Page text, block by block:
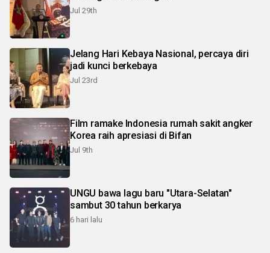
Jul 29th
Jelang Hari Kebaya Nasional, percaya diri
jadi kunci berkebaya
Jul 23rd
Film ramake Indonesia rumah sakit angker
Korea raih apresiasi di Bifan
Jul 9th
UNGU bawa lagu baru "Utara-Selatan"
sambut 30 tahun berkarya
6 hari lalu